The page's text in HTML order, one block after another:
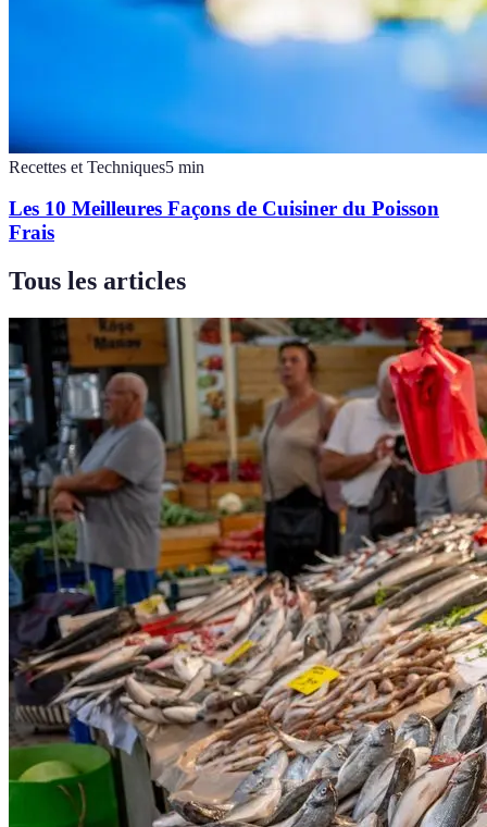
Recettes et Techniques5 min
Les 10 Meilleures Façons de Cuisiner du Poisson
Frais
Tous les articles